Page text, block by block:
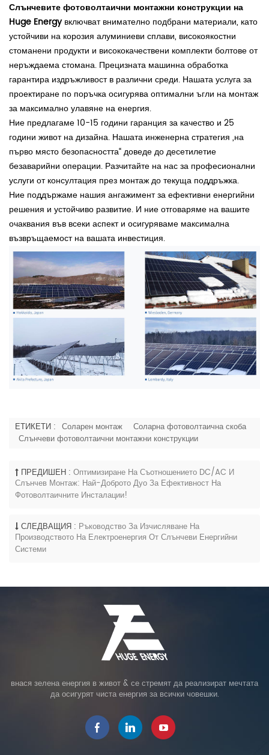
Слънчевите фотоволтаични монтажни конструкции на
Huge Energyвключват внимателно подбрани материали, като
устойчиви на корозия алуминиеви сплави, високоякостни
стоманени продукти и висококачествени комплекти болтове от
неръждаема стомана. Прецизната машинна обработка
гарантира издръжливост в различни среди. Нашата услуга за
проектиране по поръчка осигурява оптимални ъгли на монтаж
за максимално улавяне на енергия.
Ние предлагаме 10-15 години гаранция за качество и 25
години живот на дизайна. Нашата инженерна стратегия „на
първо място безопасността“ доведе до десетилетие
безаварийни операции. Разчитайте на нас за професионални
услуги от консултация през монтаж до текуща поддръжка.
Ние поддържаме нашия ангажимент за ефективни енергийни
решения и устойчиво развитие. И ние отговаряме на вашите
очаквания във всеки аспект и осигуряваме максимална
възвръщаемост на вашата инвестиция.
ЕТИКЕТИ : Соларен монтаж
Соларна фотоволтаична скоба
Слънчеви фотоволтаични монтажни конструкции
ПРЕДИШЕН : Оптимизиране На Съотношението DC/AC И
Слънчев Монтаж: Най-Доброто Дуо За Ефективност На
Фотоволтаичните Инсталации!
СЛЕДВАЩИЯ : Ръководство За Изчисляване На
Производството На Електроенергия От Слънчеви Енергийни
Системи
внася зелена енергия в живот & се стремят да реализират мечтата
да осигурят чиста енергия за всички човешки.